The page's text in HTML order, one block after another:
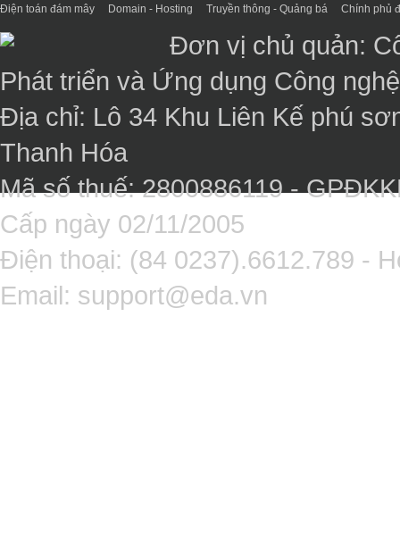
Điện toán đám mây Domain - Hosting Truyền thông - Quảng bá Chính phủ
Đơn vị chủ quản:
Phát triển và Ứng dụng Công
Địa chỉ: Lô 34 Khu Liên Kế phú
Thanh Hóa
Mã số thuế: 2800886119 -
Cấp ngày 02/11/2005
Điện thoại: (84 0237).6612.789 -
Email: support@eda.vn